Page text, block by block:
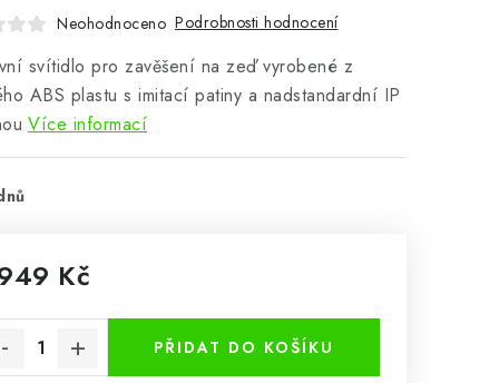
Neohodnoceno Podrobnosti hodnocení
svítidlo pro zavěšení na zeď vyrobené z
ABS plastu s imitací patiny a nadstandardní IP
Více informací
Kč
PŘIDAT DO KOŠÍKU